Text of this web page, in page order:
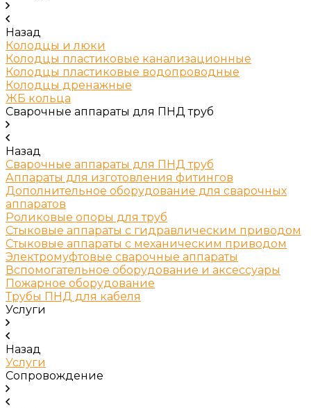
Назад
Колодцы и люки
Колодцы пластиковые канализационные
Колодцы пластиковые водопроводные
Колодцы дренажные
ЖБ кольца
Сварочные аппараты для ПНД труб
Назад
Сварочные аппараты для ПНД труб
Аппараты для изготовления фитингов
Дополнительное оборудование для сварочных
аппаратов
Роликовые опоры для труб
Стыковые аппараты с гидравлическим приводом
Стыковые аппараты с механическим приводом
Электромуфтовые сварочные аппараты
Вспомогательное оборудование и аксессуары
Пожарное оборудование
Трубы ПНД для кабеля
Услуги
Назад
Услуги
Сопровождение